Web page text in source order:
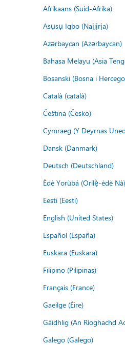
Afrikaans (Suid-Afrika)
Asụsụ Igbo (Naịjịrịa)
Azərbaycan (Azərbaycan)
Bahasa Melayu (Asia
Bosanski (Bosna i
Català (català)
Čeština (Česko)
Cymraeg (Y Deyrnas
Dansk (Danmark)
Deutsch (Deutschland)
Èdè Yorùbá (Orilẹ̀-èdè
Eesti (Eesti)
English (United States)
Español (España)
Euskara (Euskara)
Filipino (Pilipinas)
Français (France)
Gaeilge (Éire)
Gàidhlig (An Rìoghachd
Galego (Galego)